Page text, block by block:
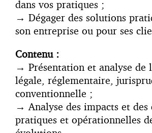
dans vos pratiques ;
→ Dégager des solutions
son entreprise ou pour ses
Contenu :
→ Présentation et analyse de
légale, réglementaire,
conventionnelle ;
→Analyse des impacts et des
pratiques et opérationnelles